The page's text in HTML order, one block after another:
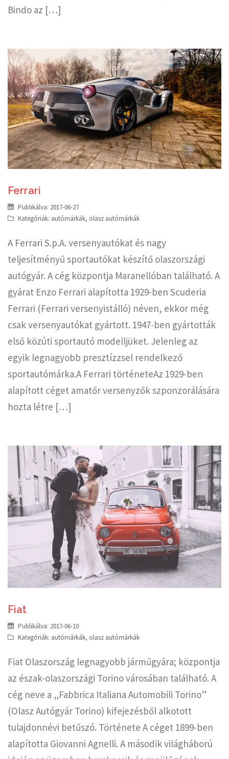
Bindo az […]
Ferrari
Publikálva: 2017-06-27
Kategóriák: autómárkák, olasz autómárkák
A Ferrari S.p.A. versenyautókat és nagy
teljesítményű sportautókat készítő olaszországi
autógyár. A cég központja Maranellóban található. A
gyárat Enzo Ferrari alapította 1929-ben Scuderia
Ferrari (Ferrari versenyistálló) néven, ekkor még
csak versenyautókat gyártott. 1947-ben gyártották
első közúti sportautó modelljüket. Jelenleg az
egyik legnagyobb presztízzsel rendelkező
sportautómárka.A Ferrari történeteAz 1929-ben
alapított céget amatőr versenyzők szponzorálására
hozta létre […]
Fiat
Publikálva: 2017-06-10
Kategóriák: autómárkák, olasz autómárkák
Fiat Olaszország legnagyobb járműgyára; központja
az észak-olaszországi Torino városában található. A
cég neve a „Fabbrica Italiana Automobili Torino”
(Olasz Autógyár Torino) kifejezésből alkotott
tulajdonnévi betűszó. Története A céget 1899-ben
alapította Giovanni Agnelli. A második világháború